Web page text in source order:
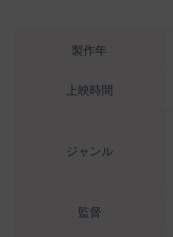
製作年
上映時間
ジャンル
監督